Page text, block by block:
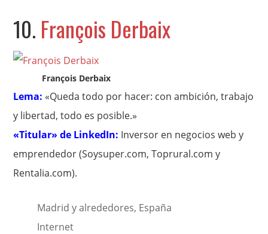
10. François Derbaix
François Derbaix
Lema: «Queda todo por hacer: con ambición, trabajo
y libertad, todo es posible.»
«Titular» de LinkedIn: Inversor en negocios web y
emprendedor (Soysuper.com, Toprural.com y
Rentalia.com).
Madrid y alrededores, España
Internet